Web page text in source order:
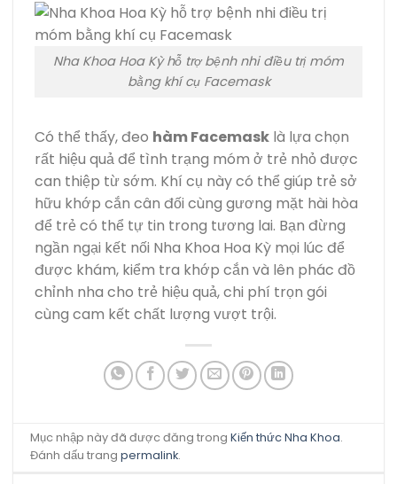
Nha Khoa Hoa Kỳ hỗ trợ bệnh nhi điều trị móm
bằng khí cụ Facemask
Có thể thấy, đeo hàm Facemask là lựa chọn
rất hiệu quả để tình trạng móm ở trẻ nhỏ được
can thiệp từ sớm. Khí cụ này có thể giúp trẻ sở
hữu khớp cắn cân đối cùng gương mặt hài hòa
để trẻ có thể tự tin trong tương lai. Bạn đừng
ngần ngại kết nối Nha Khoa Hoa Kỳ mọi lúc để
được khám, kiểm tra khớp cắn và lên phác đồ
chỉnh nha cho trẻ hiệu quả, chi phí trọn gói
cùng cam kết chất lượng vượt trội.
Mục nhập này đã được đăng trongKiến thức Nha Khoa.
Đánh dấu trangpermalink.